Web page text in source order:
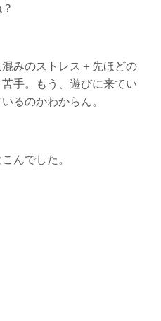
みのストレス＋先ほどの
手。もう、遊びに来てい
るのかわからん。
んでした。